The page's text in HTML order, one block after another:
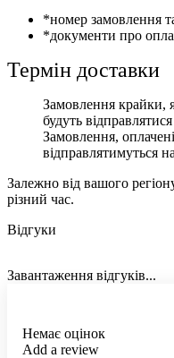
*номер замовлення
*документи про
Термін доставки
Замовлення крайки,
будуть
Замовлення,
відправлятимуться
Залежно від вашого
різний час.
Відгуки
Завантаження відгуків...
Немає оцінок
Add a review